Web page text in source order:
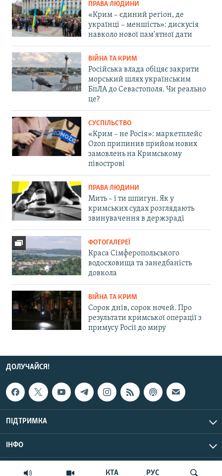
КТА РУС
ПРАВА ЛЮДИНИ
«Крим – єдиний регіон, де
українці – меншість»: дискусія
навколо нової пам'ятної дати
ВІЙНА ТА КРИМ
Російська влада обіцяє закрити
морський шлях українським
БпЛА до Севастополя. Чи реально
це?
СУСПІЛЬСТВО
«Крим – не Росія»: маркетплейс
Ozon припинив прийом нових
замовлень на Кримському
півострові
ПРАВА ЛЮДИНИ
Мить – і ти шпигун. Як у
кримських судах розглядають
звинувачення в держзраді
ФОТОГАЛЕРЕЇ
Краса Сімферопольського
водосховища та занедбаність
довкола
ВІЙНА ТА КРИМ
Сорок днів, сорок ночей. Про
результати кримської операції з
примусу Росії до миру
ДОЛУЧАЙСЯ!
ПІДТРИМКА
ІНФО
© Крим.Реалії, 2026 | Усі права застережено.